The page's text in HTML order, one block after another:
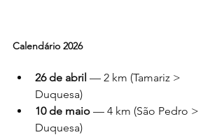
Calendário 2026
26 de abril — 2 km (Tamariz >
Duquesa)
10 de maio — 4 km (São Pedro >
Duquesa)